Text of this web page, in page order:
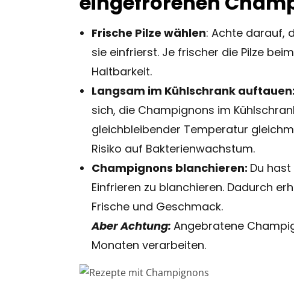
Frische Pilze wählen: Achte darauf,
sie einfrierst. Je frischer die Pilze
Haltbarkeit.
Langsam im Kühlschrank auftauen:
sich, die Champignons im
gleichbleibender Temperatur
Risiko auf Bakterienwachstum.
Champignons blanchieren: Du
Einfrieren zu blanchieren. Dadurch
Frische und Geschmack.
Aber Achtung: Angebratene
Monaten verarbeiten.